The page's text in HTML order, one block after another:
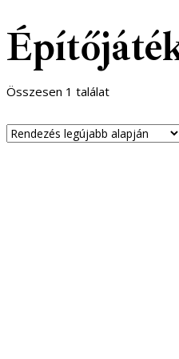
Összesen 1 találat